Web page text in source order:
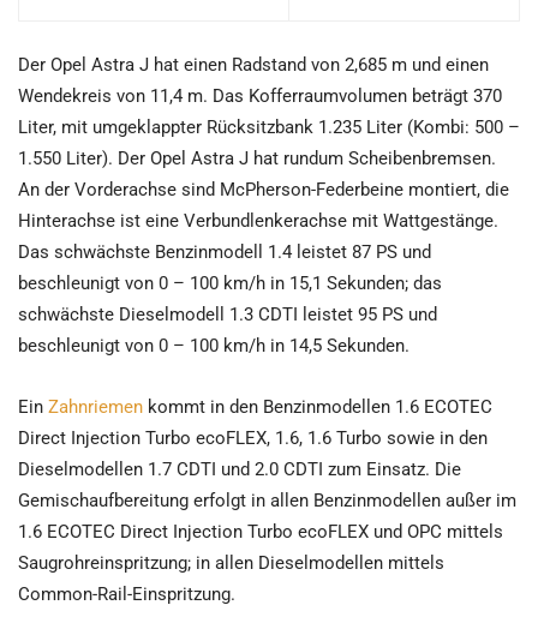
Der Opel Astra J hat einen Radstand von 2,685 m und einen
Wendekreis von 11,4 m. Das Kofferraumvolumen beträgt 370
Liter, mit umgeklappter Rücksitzbank 1.235 Liter (Kombi: 500 –
1.550 Liter). Der Opel Astra J hat rundum Scheibenbremsen.
An der Vorderachse sind McPherson-Federbeine montiert, die
Hinterachse ist eine Verbundlenkerachse mit Wattgestänge.
Das schwächste Benzinmodell 1.4 leistet 87 PS und
beschleunigt von 0 – 100 km/h in 15,1 Sekunden; das
schwächste Dieselmodell 1.3 CDTI leistet 95 PS und
beschleunigt von 0 – 100 km/h in 14,5 Sekunden.
Ein Zahnriemen kommt in den Benzinmodellen 1.6 ECOTEC
Direct Injection Turbo ecoFLEX, 1.6, 1.6 Turbo sowie in den
Dieselmodellen 1.7 CDTI und 2.0 CDTI zum Einsatz. Die
Gemischaufbereitung erfolgt in allen Benzinmodellen außer im
1.6 ECOTEC Direct Injection Turbo ecoFLEX und OPC mittels
Saugrohreinspritzung; in allen Dieselmodellen mittels
Common-Rail-Einspritzung.